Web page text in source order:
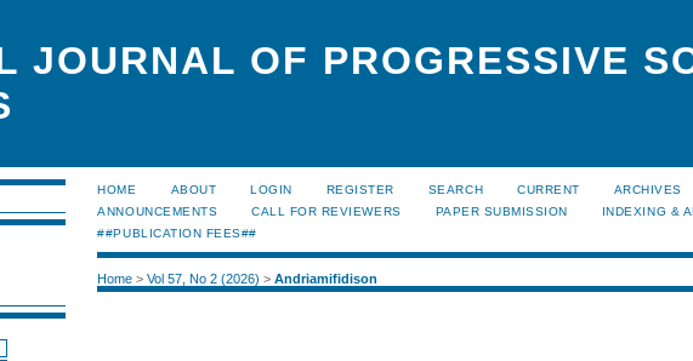
JOURNAL OF PROGRESSIVE
HOME ABOUT LOGIN REGISTER SEARCH CURRENT
ARCHIVES
ANNOUNCEMENTS
CALL FOR REVIEWERS PAPER SUBMISSION
INDEXING &
##PUBLICATION FEES##
Home >Vol 57, No 2 (2026) >Andriamifidison